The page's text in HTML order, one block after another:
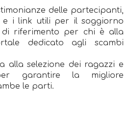
delle partecipanti,
e i link utili per il soggiorno
riferimento per chi è alla
dedicato agli scambi
alla selezione dei ragazzi e
garantire la migliore
le parti.